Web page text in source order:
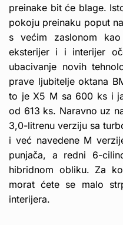
preinake bit će blage.
pokoju preinaku poput
s većim zaslonom
eksterijer i i interijer
ubacivanje novih
prave ljubitelje oktana
to je X5 M sa 600 ks i
od 613 ks. Naravno uz
3,0-litrenu verziju sa
i već navedene M
punjača, a redni 6-
hibridnom obliku. Za
morat ćete se malo
interijera.